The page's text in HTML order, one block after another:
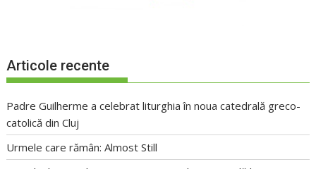
Articole recente
Padre Guilherme a celebrat liturghia în noua catedrală greco-
catolică din Cluj
Urmele care rămân: Almost Still